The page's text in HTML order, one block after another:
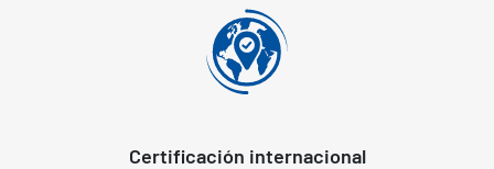
Certificación internacional